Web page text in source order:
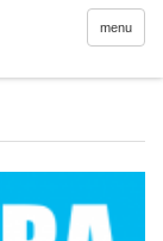
menu